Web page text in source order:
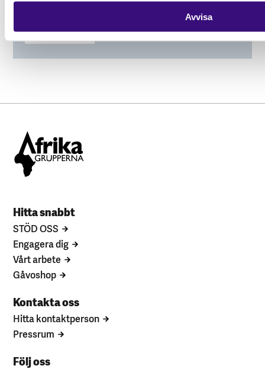
Avvisa
Hitta snabbt
STÖD OSS
Engagera dig
Vårt arbete
Gåvoshop
Kontakta oss
Hitta kontaktperson
Pressrum
Följ oss